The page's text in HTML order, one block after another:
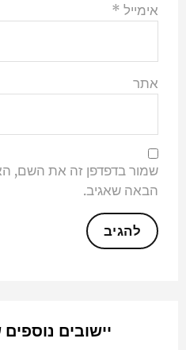
אימייל *
אתר
שמור בדפדפן זה את השם,
הבאה שאגיב.
יישובים נוספים